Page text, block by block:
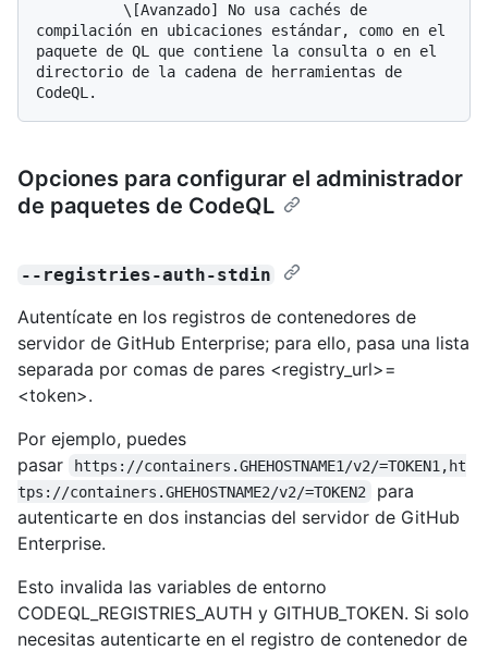
compilación en ubicaciones estándar, como en el
paquete de QL que contiene la consulta o en el
directorio de la cadena de herramientas de
Opciones para configurar el administrador
de paquetes de CodeQL
--registries-auth-stdin
Autentícate en los registros de contenedores de
servidor de GitHub Enterprise; para ello, pasa una lista
separada por comas de pares <registry_url>=
<token>.
Por ejemplo, puedes
pasar
https://containers.GHEHOSTNAME1/v2/=TOKEN1,ht
tps://containers.GHEHOSTNAME2/v2/=TOKEN2
para
autenticarte en dos instancias del servidor de GitHub
Enterprise.
Esto invalida las variables de entorno
CODEQL_REGISTRIES_AUTH y GITHUB_TOKEN. Si solo
necesitas autenticarte en el registro de contenedor de